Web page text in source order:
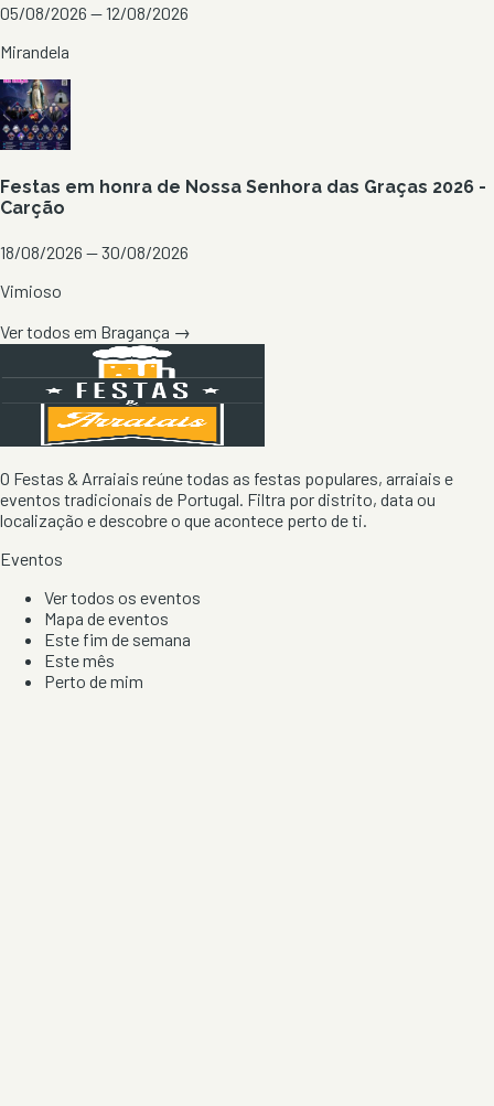
05/08/2026 — 12/08/2026
Mirandela
Festas em honra de Nossa Senhora das Graças 2026 -
Carção
18/08/2026 — 30/08/2026
Vimioso
Ver todos em Bragança →
O Festas & Arraiais reúne todas as festas populares, arraiais e
eventos tradicionais de Portugal. Filtra por distrito, data ou
localização e descobre o que acontece perto de ti.
Eventos
Ver todos os eventos
Mapa de eventos
Este fim de semana
Este mês
Perto de mim